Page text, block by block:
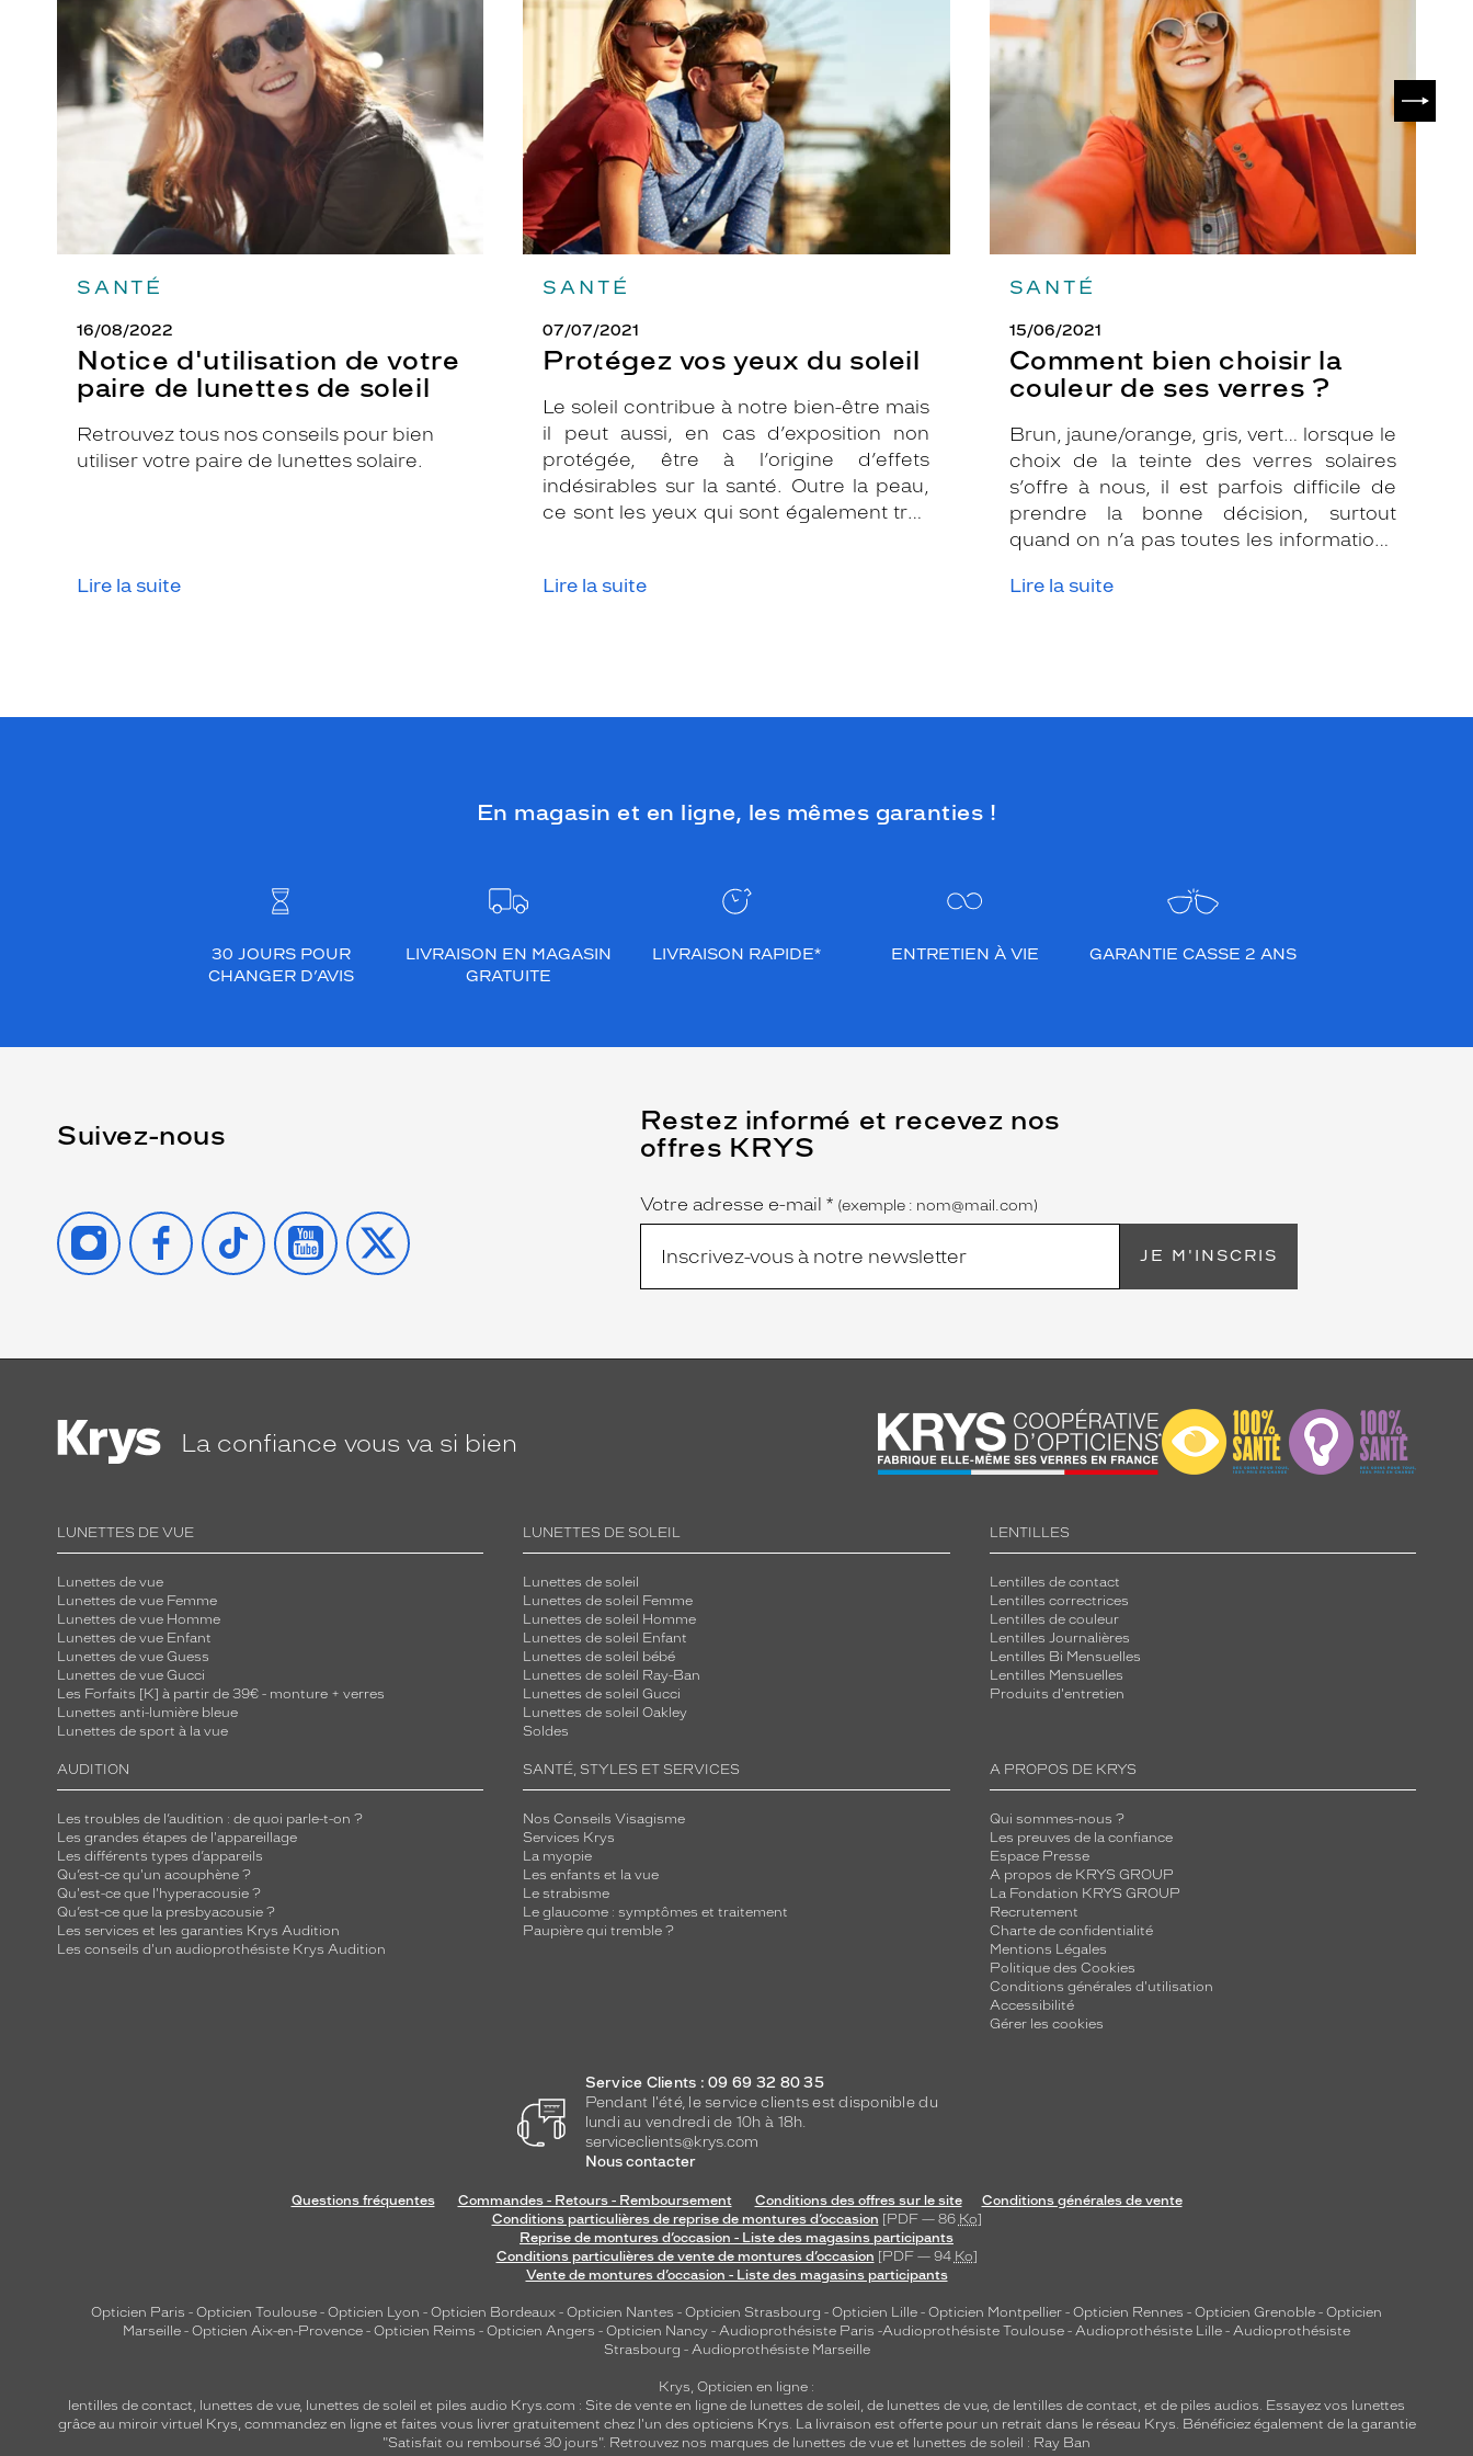
SANTÉ
16/08/2022
Notice d'utilisation de votre
paire de lunettes de soleil
Retrouvez tous nos conseils pour bien
utiliser votre paire de lunettes solaire.
Lire la suite
votre
paire
de
lunettes
de
SANTÉ
07/07/2021
Protégez vos yeux du soleil
Le soleil contribue à notre bien-être mais
il peut aussi, en cas d’exposition non
protégée, être à l’origine d’effets
indésirables sur la santé. Outre la peau,
ce sont les yeux qui sont également très
que le temps est couvert, il est donc
Lire la suite
yeux
soleil
SANTÉ
15/06/2021
Comment bien choisir la
couleur de ses verres ?
Brun, jaune/orange, gris, vert… lorsque le
choix de la teinte des verres solaires
s’offre à nous, il est parfois difficile de
prendre la bonne décision, surtout
quand on n’a pas toutes les informations
pour vous conseiller et apporter leur
Lire la suite
choisir
la
couleur
de
verres
En magasin et en ligne, les mêmes garanties !
30 JOURS POUR
CHANGER D’AVIS
LIVRAISON EN MAGASIN
GRATUITE
LIVRAISON RAPIDE* ENTRETIEN À VIE GARANTIE CASSE 2 ANS
Suivez-nous
INSTAGRAMFACEBOOK
TIKTOK YOUTUBE
X
Restez informé et recevez nos
offres KRYS
Name
Votre adresse e-mail *
(Ce
champ
est
obligatoire)
(exemple : nom@mail.com)
JE M'INSCRIS
La confiance vous va si bien
LUNETTES DE VUE
Lunettes de vue
Lunettes de vue Femme
Lunettes de vue Homme
Lunettes de vue Enfant
Lunettes de vue Guess
Lunettes de vue Gucci
Les Forfaits [K] à partir de 39€ - monture + verres
Lunettes anti-lumière bleue
Lunettes de sport à la vue
LUNETTES DE SOLEIL
Lunettes de soleil
Lunettes de soleil Femme
Lunettes de soleil Homme
Lunettes de soleil Enfant
Lunettes de soleil bébé
Lunettes de soleil Ray-Ban
Lunettes de soleil Gucci
Lunettes de soleil Oakley
Soldes
LENTILLES
Lentilles de contact
Lentilles correctrices
Lentilles de couleur
Lentilles Journalières
Lentilles Bi Mensuelles
Lentilles Mensuelles
Produits d'entretien
AUDITION
Les troubles de l’audition : de quoi parle-t-on ?
Les grandes étapes de l'appareillage
Les différents types d’appareils
Qu’est-ce qu'un acouphène ?
Qu'est-ce que l'hyperacousie ?
Qu’est-ce que la presbyacousie ?
Les services et les garanties Krys Audition
Les conseils d'un audioprothésiste Krys Audition
SANTÉ, STYLES ET SERVICES
Nos Conseils Visagisme
Services Krys
La myopie
Les enfants et la vue
Le strabisme
Le glaucome : symptômes et traitement
Paupière qui tremble ?
A PROPOS DE KRYS
Qui sommes-nous ?
Les preuves de la confiance
Espace Presse
A propos de KRYS GROUP
La Fondation KRYS GROUP
Recrutement
Charte de confidentialité
Mentions Légales
Politique des Cookies
Conditions générales d'utilisation
Accessibilité
Gérer les cookies
Service Clients : 09 69 32 80 35
Pendant l'été, le service clients est disponible du
lundi au vendredi de 10h à 18h.
serviceclients@krys.com
Nous contacter
Questions fréquentes Commandes - Retours - Remboursement Conditions des offres sur le site
Conditions générales de vente
Conditions particulières de reprise de montures d’occasion [PDF — 86 Ko]
Reprise de montures d’occasion - Liste des magasins participants
Conditions particulières de vente de montures d’occasion [PDF — 94 Ko]
Vente de montures d’occasion - Liste des magasins participants
Opticien Paris - Opticien Toulouse - Opticien Lyon - Opticien Bordeaux - Opticien Nantes - Opticien Strasbourg - Opticien Lille - Opticien Montpellier - Opticien Rennes - Opticien Grenoble - Opticien
Marseille - Opticien Aix-en-Provence - Opticien Reims - Opticien Angers - Opticien Nancy - Audioprothésiste Paris -Audioprothésiste Toulouse - Audioprothésiste Lille - Audioprothésiste
Strasbourg - Audioprothésiste Marseille
Krys, Opticien en ligne :
lentilles de contact, lunettes de vue, lunettes de soleil et piles audio Krys.com : Site de vente en ligne de lunettes de soleil, de lunettes de vue, de lentilles de contact, et de piles audios. Essayez vos lunettes
grâce au miroir virtuel Krys, commandez en ligne et faites vous livrer gratuitement chez l'un des opticiens Krys. La livraison est offerte pour un retrait dans le réseau Krys. Bénéficiez également de la garantie
"Satisfait ou remboursé 30 jours". Retrouvez nos marques de lunettes de vue et lunettes de soleil : Ray Ban